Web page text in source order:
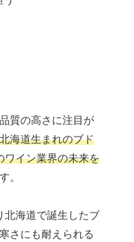
質の高さに注目が
北海道生まれのブド
ワイン業界の未来を
。
北海道で誕生したブ
さにも耐えられる